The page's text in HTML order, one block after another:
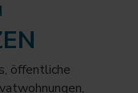
öffentliche